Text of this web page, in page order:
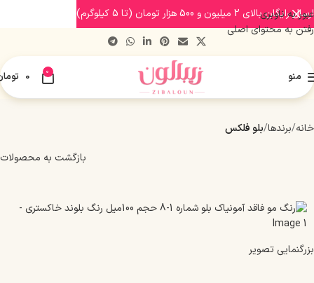
عبور به ناوبری
رفتن به محتوای اصلی
منو 0
0
خانه برندها بلو فلکس
بازگشت به محصولات
بزرگنمایی تصویر
ارسال رایگان بالای 2 میلیون و 500 هزار تومان (تا 5 کیلوگرم)